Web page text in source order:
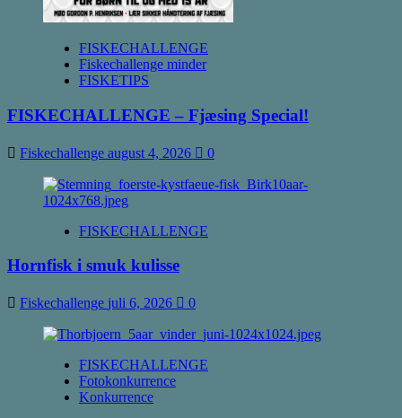
FISKECHALLENGE
Fiskechallenge minder
FISKETIPS
FISKECHALLENGE – Fjæsing Special!
Fiskechallenge august 4, 2026 0
FISKECHALLENGE
Hornfisk i smuk kulisse
Fiskechallenge juli 6, 2026 0
FISKECHALLENGE
Fotokonkurrence
Konkurrence